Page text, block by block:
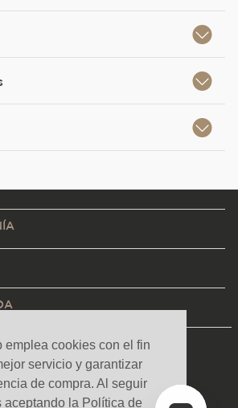
emplea cookies con el fin
servicio y garantizar
de compra. Al seguir
aceptando la Política de